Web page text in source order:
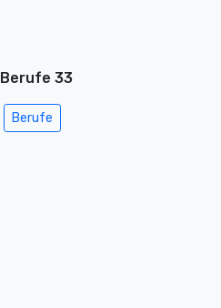
Berufe 33
Berufe